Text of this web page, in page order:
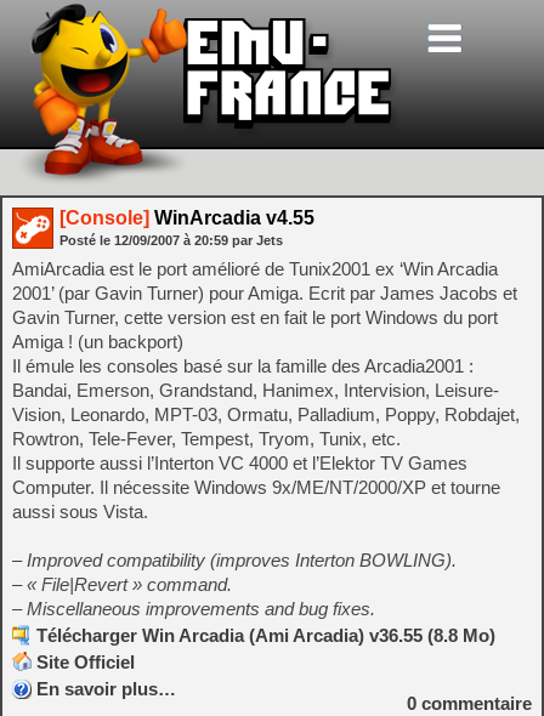
[Console] WinArcadia v4.55
Posté le 12/09/2007 à 20:59 par Jets
AmiArcadia est le port amélioré de Tunix2001 ex ‘Win Arcadia
2001’ (par Gavin Turner) pour Amiga. Ecrit par James Jacobs et
Gavin Turner, cette version est en fait le port Windows du port
Amiga ! (un backport)
Il émule les consoles basé sur la famille des Arcadia2001 :
Bandai, Emerson, Grandstand, Hanimex, Intervision, Leisure-
Vision, Leonardo, MPT-03, Ormatu, Palladium, Poppy, Robdajet,
Rowtron, Tele-Fever, Tempest, Tryom, Tunix, etc.
Il supporte aussi l’Interton VC 4000 et l’Elektor TV Games
Computer. Il nécessite Windows 9x/ME/NT/2000/XP et tourne
aussi sous Vista.
– Improved compatibility (improves Interton BOWLING).
– « File|Revert » command.
– Miscellaneous improvements and bug fixes.
Télécharger Win Arcadia (Ami Arcadia) v36.55 (8.8 Mo)
Site Officiel
En savoir plus…
0 commentaire